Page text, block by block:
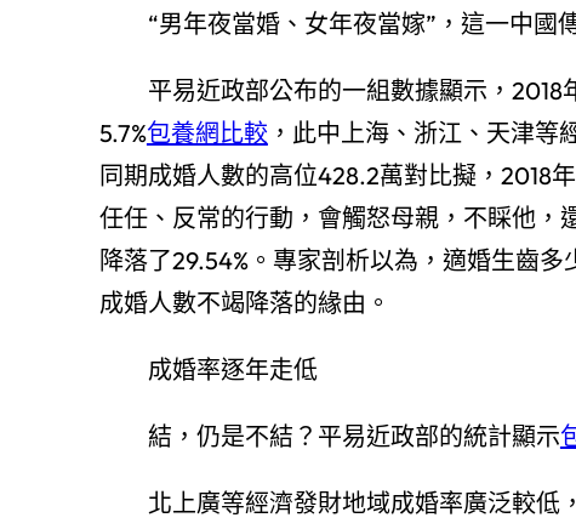
“男年夜當婚、女年夜當嫁”，這一中國
平易近政部公布的一組數據顯示，2018
5.7%包養網比較 ，此中上海、浙江、天津等
同期成婚人數的高位428.2萬對比擬，2018
任任、反常的行動，會觸怒母親，不睬他
降落了29.54%。專家剖析以為，適婚生齒多
成婚人數不竭降落的緣由。
成婚率逐年走低
結，仍是不結？平易近政部的統計顯示
北上廣等經濟發財地域成婚率廣泛較低